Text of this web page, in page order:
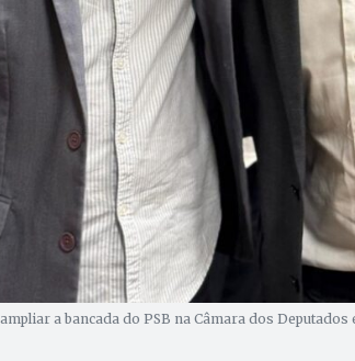
a bancada do PSB na Câmara dos Deputados